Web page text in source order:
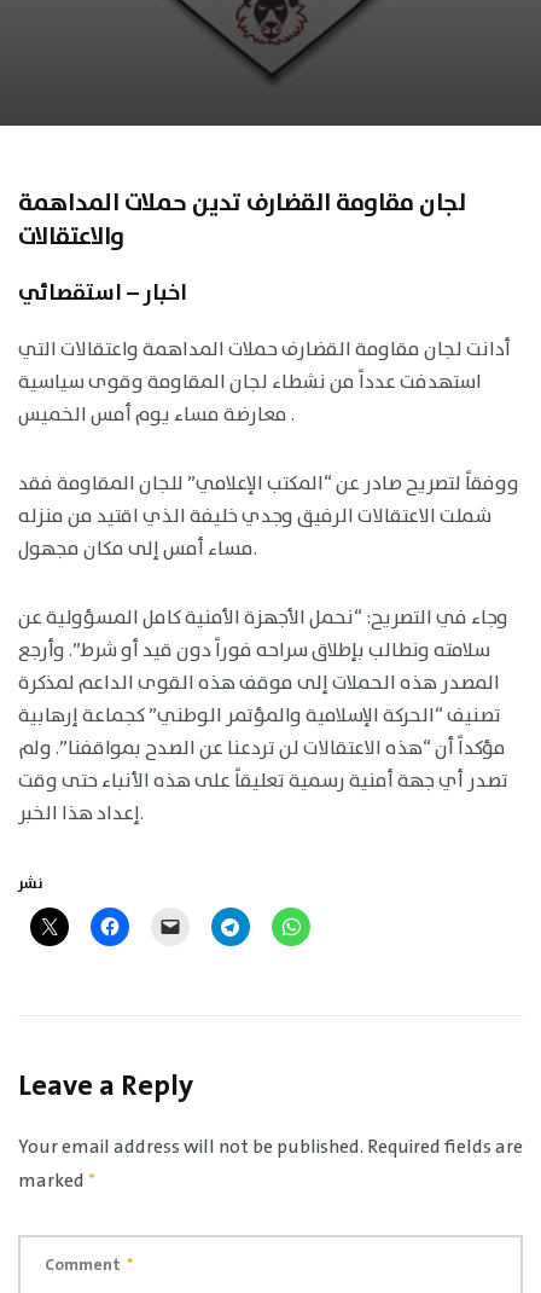
لجان مقاومة القضارف تدين حملات المداهمة
والاعتقالات
اخبار – استقصائي
أدانت لجان مقاومة القضارف حملات المداهمة واعتقالات التي
استهدفت عدداً من نشطاء لجان المقاومة وقوى سياسية
معارضة مساء يوم أمس الخميس .
ووفقاً لتصريح صادر عن “المكتب الإعلامي” للجان المقاومة فقد
شملت الاعتقالات الرفيق وجدي خليفة الذي اقتيد من منزله
مساء أمس إلى مكان مجهول.
وجاء في التصريح: “نحمل الأجهزة الأمنية كامل المسؤولية عن
سلامته ونطالب بإطلاق سراحه فوراً دون قيد أو شرط”. وأرجع
المصدر هذه الحملات إلى موقف هذه القوى الداعم لمذكرة
تصنيف “الحركة الإسلامية والمؤتمر الوطني” كجماعة إرهابية
مؤكداً أن “هذه الاعتقالات لن تردعنا عن الصدح بمواقفنا”. ولم
تصدر أي جهة أمنية رسمية تعليقاً على هذه الأنباء حتى وقت
إعداد هذا الخبر.
نشر
Leave a Reply
Your email address will not be published. Required fields are
marked*
Comment *